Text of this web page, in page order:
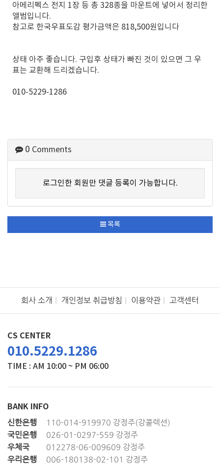
아메리펙스 전지 1장 등 총 328종을 마운트에 넣어서 정리한
앨범입니다.
참고로 한국우표도감 평가금액은 818,500원입니다
상태 아주 좋습니다. 구입후 상태가 빠진 것이 있으면 그 우
표는 교환해 드리겠습니다.
010-5229-1286
0 Comments
로그인한 회원만 댓글 등록이 가능합니다.
목록
회사 소개 개인정보 취급방침 이용약관 고객센터
CS CENTER
010.5229.1286
TIME : AM 10:00 ~ PM 06:00
BANK INFO
신한은행
110-014-919970 강정주(강콜렉션)
국민은행
026-01-0297-559 강정주
우체국
012278-06-009609 강정주
우리은행
006-180138-02-101 강정주